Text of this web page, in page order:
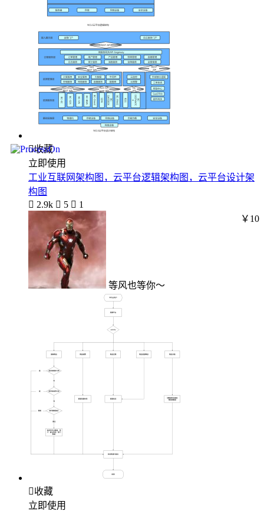
收藏
立即使用
工业互联网架构图，云平台逻辑架构图，云平台设计架
构图
 2.9k  5  1
等风也等你～
￥10
收藏
立即使用